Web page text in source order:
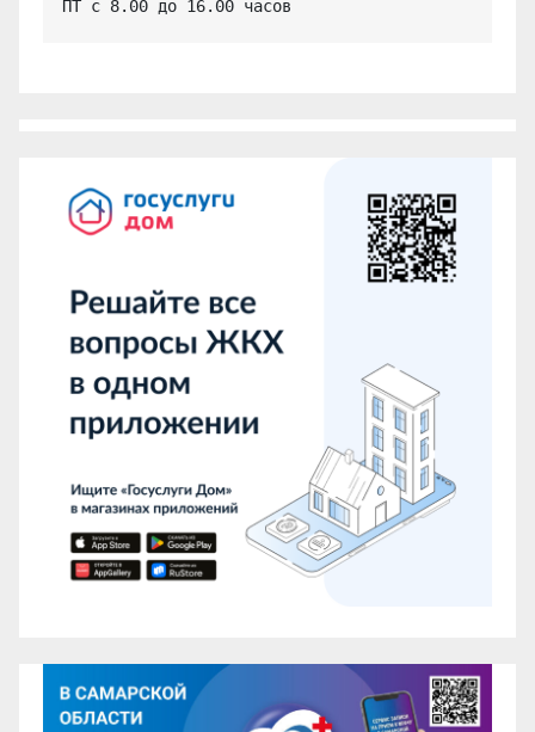
ПТ с 8.00 до 16.00 часов